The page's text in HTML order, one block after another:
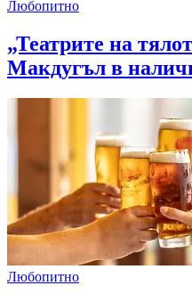
Любопитно
„Театрите на
Макдугъл в
Любопитно